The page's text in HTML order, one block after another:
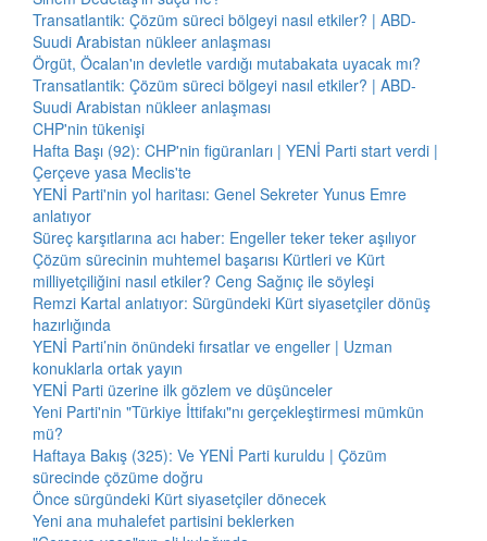
Transatlantik: Çözüm süreci bölgeyi nasıl etkiler? | ABD-
Suudi Arabistan nükleer anlaşması
Örgüt, Öcalan'ın devletle vardığı mutabakata uyacak mı?
Transatlantik: Çözüm süreci bölgeyi nasıl etkiler? | ABD-
Suudi Arabistan nükleer anlaşması
CHP'nin tükenişi
Hafta Başı (92): CHP'nin figüranları | YENİ Parti start verdi |
Çerçeve yasa Meclis'te
YENİ Parti'nin yol haritası: Genel Sekreter Yunus Emre
anlatıyor
Süreç karşıtlarına acı haber: Engeller teker teker aşılıyor
Çözüm sürecinin muhtemel başarısı Kürtleri ve Kürt
milliyetçiliğini nasıl etkiler? Ceng Sağnıç ile söyleşi
Remzi Kartal anlatıyor: Sürgündeki Kürt siyasetçiler dönüş
hazırlığında
YENİ Parti’nin önündeki fırsatlar ve engeller | Uzman
konuklarla ortak yayın
YENİ Parti üzerine ilk gözlem ve düşünceler
Yeni Parti'nin "Türkiye İttifakı"nı gerçekleştirmesi mümkün
mü?
Haftaya Bakış (325): Ve YENİ Parti kuruldu | Çözüm
sürecinde çözüme doğru
Önce sürgündeki Kürt siyasetçiler dönecek
Yeni ana muhalefet partisini beklerken